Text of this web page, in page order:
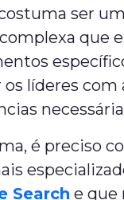
ser
que
líderes com
é preciso
Search e que